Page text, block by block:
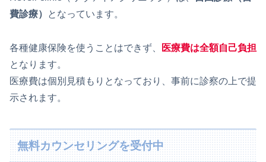
費診療）
となっています。
各種健康保険を使うことはできず、
医療費は全額自己負担
となります。
医療費は個別見積もりとなっており、事前に診察の上で提
示されます。
無料カウンセリングを受付中